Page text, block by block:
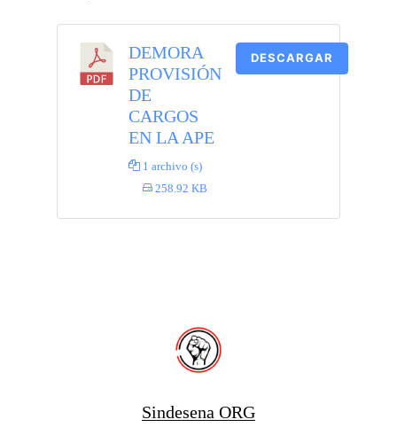
DEMORA
PROVISIÓN
DE
CARGOS
EN LA APE
1 archivo (s)
258.92 KB
DESCARGAR
Sindesena ORG